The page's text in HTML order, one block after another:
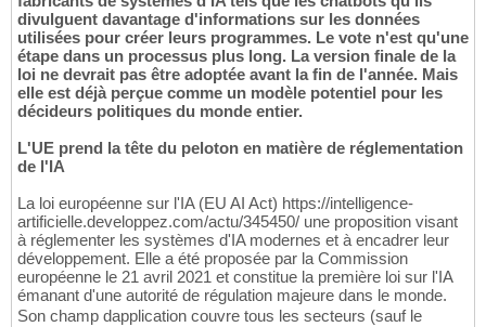
divulguent davantage d'informations sur les données
utilisées pour créer leurs programmes. Le vote n'est qu'une
étape dans un processus plus long. La version finale de la
loi ne devrait pas être adoptée avant la fin de l'année. Mais
elle est déjà perçue comme un modèle potentiel pour les
décideurs politiques du monde entier.
L'UE prend la tête du peloton en matière de réglementation
de l'IA
La loi européenne sur l'IA (EU AI Act) https://intelligence-
artificielle.developpez.com/actu/345450/ une proposition visant
à réglementer les systèmes d'IA modernes et à encadrer leur
développement. Elle a été proposée par la Commission
européenne le 21 avril 2021 et constitue la première loi sur l'IA
émanant d'une autorité de régulation majeure dans le monde.
Son champ dapplication couvre tous les secteurs (sauf le